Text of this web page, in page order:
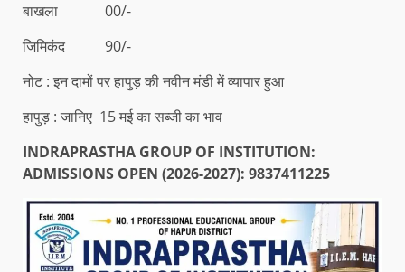
बाखला 00/-
जिमिकंद 90/-
नोट : इन दामों पर हापुड़ की नवीन मंडी में व्यापार हुआ
हापुड़ : जानिए 15 मई का सब्जी का भाव
INDRAPRASTHA GROUP OF INSTITUTION:
ADMISSIONS OPEN (2026-2027): 9837411225